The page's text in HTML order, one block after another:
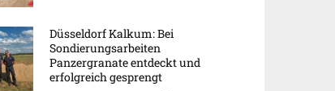
Düsseldorf Kalkum: Bei
Sondierungsarbeiten
Panzergranate entdeckt und
erfolgreich gesprengt